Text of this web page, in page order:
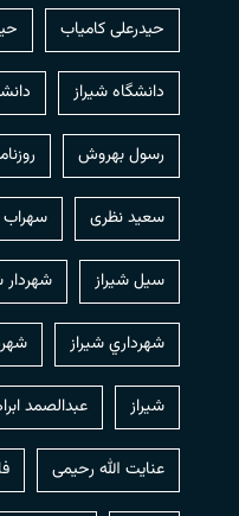
حیدرعلی کامیاب
دانشگاه شیراز
رسول بهروش
سعید نظری سهراب
سیل شیراز شهردار
شهرداري شيراز
شیراز عبدالصمد
عنایت الله رحیمی